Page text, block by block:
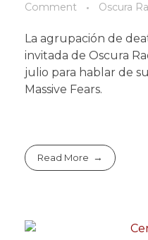
Comment
Oscura
La agrupación de
invitada de Oscura
julio para hablar de
Massive Fears.
Read More